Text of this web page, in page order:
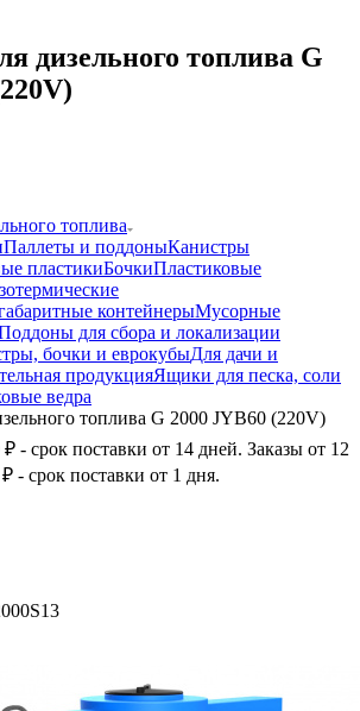
дизельного топлива G
топлива
Паллеты и поддоныКанистры
пластикиБочкиПластиковые
контейнерыМусорные
для сбора и локализации
бочки и еврокубыДля дачи и
продукцияЯщики для песка, соли
ведра
топлива G 2000 JYB60 (220V)
- срок поставки от 14 дней. Заказы от 12
- срок поставки от 1 дня.